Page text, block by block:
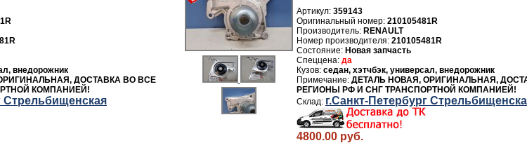
внедорожник
ДОСТАВКА ВО ВСЕ
КОМПАНИЕЙ!
Стрельбищенская
Артикул: 359143
210105481R
Производитель: RENAULT
Номер производителя: 210105481R
Новая запчасть
да
седан, хэтчбэк, универсал, внедорожник
ДЕТАЛЬ НОВАЯ, ОРИГИНАЛЬНАЯ,
РЕГИОНЫ РФ И СНГ ТРАНСПОРТНОЙ КОМПАНИЕЙ!
г.Санкт-Петербург
4800.00 руб.